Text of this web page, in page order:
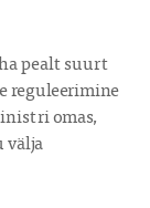
pealt suurt
reguleerimine
omas,
välja